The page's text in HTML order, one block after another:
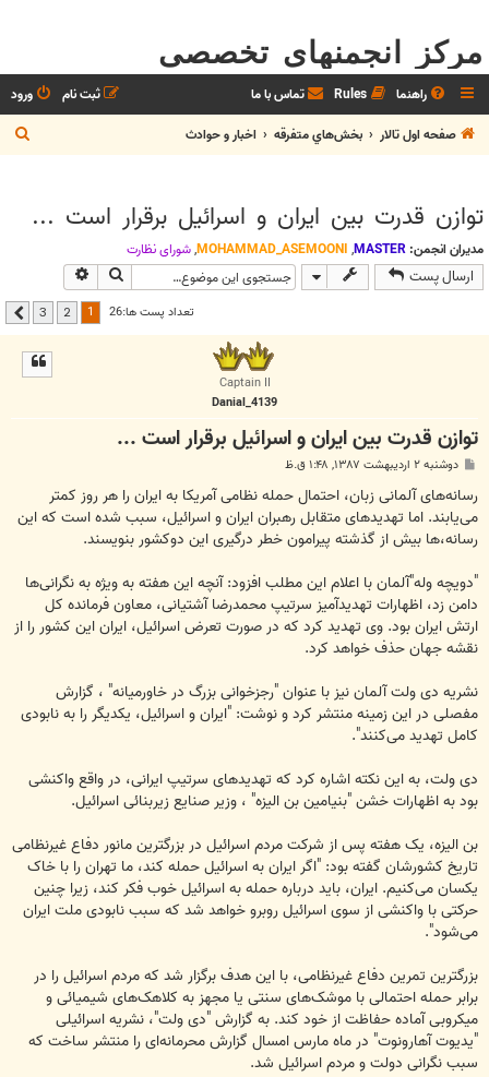
مرکز انجمنهای تخصصی
راهنما Rules تماس با ما ورود
ثبت نام
صفحه اول تالار
بخش‌‌هاي متفرقه اخبار و حوادث
ج
س
توازن قدرت بین ایران و اسرائیل برقرار است ...
مدیران انجمن: MASTER
,
MOHAMMAD_ASEMOONI
,شوراي نظارت
ارسال پست جستجو
تعداد پست ها:26 2
3 بعدی
Captain II
Danial_4139
توازن قدرت بین ایران و اسرائیل برقرار است ...
پ
ت
دوشنبه ۲ اردیبهشت ۱۳۸۷, ۱:۴۸ ق.ظ
رسانه‌های آلمانی زبان، احتمال حمله نظامی آمریکا به ایران را هر روز کمتر
می‌یابند. اما تهدیدهای متقابل رهبران ایران و اسرائیل، سبب شده است که این
رسانه‌،ها بیش از گذشته پیرامون خطر درگیری این دوکشور بنویسند.
"دویچه وله"آلمان با اعلام این مطلب افزود: آنچه این هفته به ویژه به نگرانی‌ها
دامن زد، اظهارات تهدیدآمیز سرتیپ محمدرضا آشتیانی، معاون فرمانده کل
ارتش ایران بود. وی تهدید کرد که در صورت تعرض اسرائيل، ایران این کشور را از
نقشه جهان حذف خواهد کرد.
نشریه دی ولت آلمان نیز با عنوان "رجزخوانی بزرگ در خاورمیانه" ، گزارش
مفصلی در این زمینه منتشر کرد و نوشت: "ایران و اسرائیل، یکدیگر را به نابودی
کامل تهدید می‌کنند".
دی ولت، به این نکته اشاره کرد که تهدیدهای سرتیپ ایرانی، در واقع واکنشی
بود به اظهارات خشن "بنیامین بن الیزه" ، وزیر صنایع زیربنائی اسرائیل.
بن الیزه، یک هفته پس از شرکت مردم اسرائیل در بزرگترین مانور دفاع غیرنظامی
تاریخ کشورشان گفته بود: "اگر ایران به اسرائيل حمله کند، ما تهران را با خاک
یکسان می‌کنیم. ایران، باید درباره حمله به اسرائيل خوب فکر کند، زیرا چنین
حرکتی با واکنشی از سوی اسرائيل روبرو خواهد شد که سبب نابودی ملت ایران
می‌شود".
بزرگترین تمرین دفاع غیرنظامی، با این هدف برگزار شد که مردم اسرائیل را در
برابر حمله احتمالی با موشک‌های سنتی یا مجهز به کلاهک‌های شیمیائی و
میکروبی آماده حفاظت از خود کند. به گزارش "دی ولت"، نشریه اسرائيلی
"یدیوت آهارونوت" در ماه مارس امسال گزارش محرمانه‌ای را منتشر ساخت که
سبب نگرانی دولت و مردم اسرائیل شد.